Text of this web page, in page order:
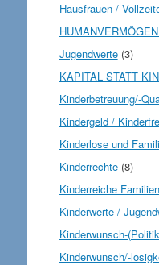
Hausfrauen /
Jugendwerte(3)
KAPITAL STATT
Kinderbetreuung/-
Kindergeld /
Kinderlose und
Kinderrechte(8)
Kinderreiche Familien
Kinderwerte /
Kinderwunsch-
Kinderwunsch/-